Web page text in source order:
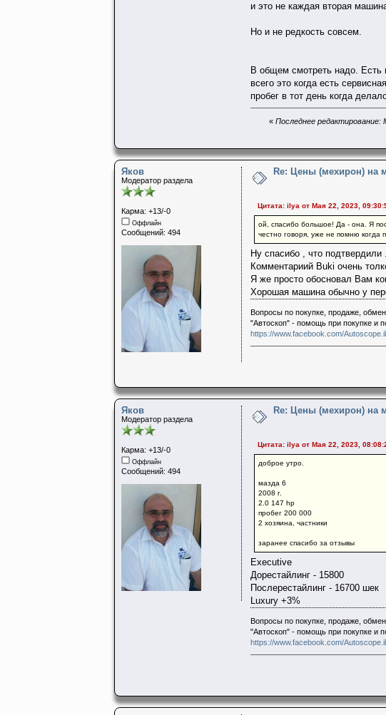
и это не каждая вторая
Но и не редкость совсем.
В общем смотреть надо. Есть
всего это когда есть
пробег в тот день когда
« Последнее редактирование:
Яков
Модератор раздела
Карма: +13/-0
Оффлайн
Сообщений: 494
Re: Цены (мехирон) на
Цитата: ilya от Мая 22, 2023,
ой, спасибо большое! Да - она. Я
честно говоря, уже не помню когда
Ну спасибо , что подтвердили .
Комментариий Buki очень
Я же просто обосновал Вам
Хорошая машина обычно у
Вопросы по покупке, продаже,
"Автоскоп" - помощь при покупке и
https://www.facebook.com/
Яков
Модератор раздела
Карма: +13/-0
Оффлайн
Сообщений: 494
Re: Цены (мехирон) на
Цитата: ilya от Мая 22, 2023,
доброе утро.
мазда 6
2008 г.
2.0 147 hp
пробег 200 000
2 хозяина, частники
заранее спасибо за отзывы
Executive
Дорестайлинг - 15800
Послерестайлинг - 16700 шек
Luxury +3%
Вопросы по покупке, продаже,
"Автоскоп" - помощь при покупке и
https://www.facebook.com/